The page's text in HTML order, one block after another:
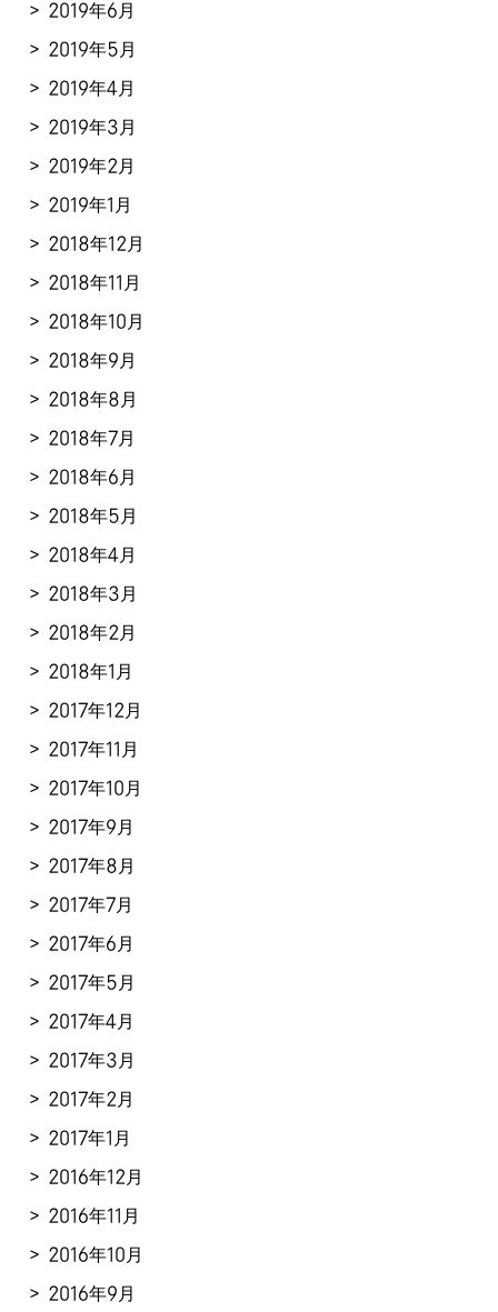
2019年6月
2019年5月
2019年4月
2019年3月
2019年2月
2019年1月
2018年12月
2018年11月
2018年10月
2018年9月
2018年8月
2018年7月
2018年6月
2018年5月
2018年4月
2018年3月
2018年2月
2018年1月
2017年12月
2017年11月
2017年10月
2017年9月
2017年8月
2017年7月
2017年6月
2017年5月
2017年4月
2017年3月
2017年2月
2017年1月
2016年12月
2016年11月
2016年10月
2016年9月